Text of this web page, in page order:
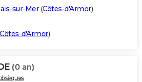
sur-Mer(Côtes-d'Armor)
Côtes-d'Armor)
(0 an)